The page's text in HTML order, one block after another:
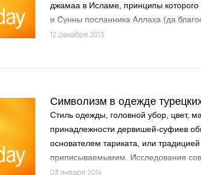
джамаа в Исламе, принципы
и Сунны посланника Аллаха (да
и запрещают временный никах, в
12 декабря 2013
Символизм в одежде
Стиль одежды, головной убор, цвет,
принадлежности дервишей-суфиев
основателем тариката, или
приписываемымим. Исследования
показывают, что люди стараются
03 января 2014